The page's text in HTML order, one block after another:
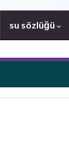
su sözlüğü